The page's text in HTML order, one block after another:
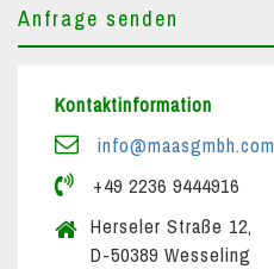
Anfrage senden
Kontaktinformation
info@maasgmbh.com
+49 2236 9444916
Herseler Straße 12,
D-50389 Wesseling